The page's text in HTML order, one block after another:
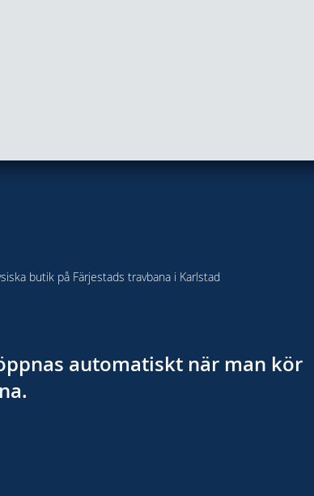
butik på Färjestads travbana i Karlstad
automatiskt när man kör